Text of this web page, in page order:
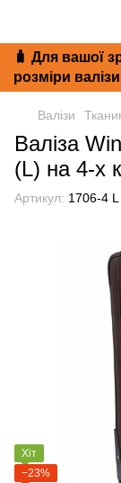
🧳 Для вашої
розміри
Валізи
Валіза
(L) на 4-х
Артикул: 1706-4
Хіт
−23%